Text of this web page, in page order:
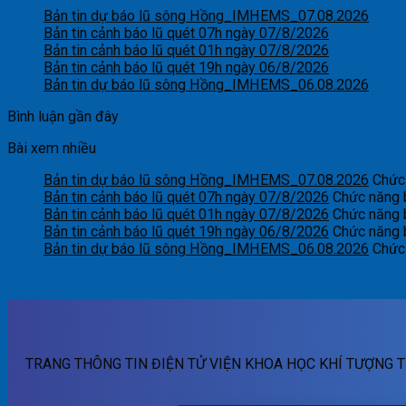
Bản tin dự báo lũ sông Hồng_IMHEMS_07.08.2026
Bản tin cảnh báo lũ quét 07h ngày 07/8/2026
Bản tin cảnh báo lũ quét 01h ngày 07/8/2026
Bản tin cảnh báo lũ quét 19h ngày 06/8/2026
Bản tin dự báo lũ sông Hồng_IMHEMS_06.08.2026
Bình luận gần đây
Bài xem nhiều
Bản tin dự báo lũ sông Hồng_IMHEMS_07.08.2026
Bản tin cảnh báo lũ quét 07h ngày 07/8/2026 Chức năng
Bản tin cảnh báo lũ quét 01h ngày 07/8/2026 Chức năng
Bản tin cảnh báo lũ quét 19h ngày 06/8/2026 Chức năng
Bản tin dự báo lũ sông Hồng_IMHEMS_06.08.2026
TRANG THÔNG TIN ĐIỆN TỬ VIỆN KHOA HỌC KHÍ TƯỢNG